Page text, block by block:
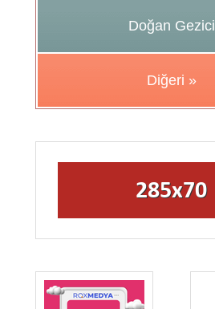
Doğan Gezici
Diğeri »